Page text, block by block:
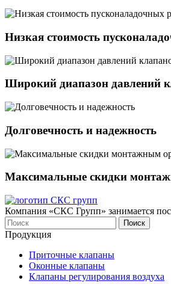
Низкая стоимость
Широкий диапазон давлений
Долговечность и надежность
Максимальные скидки
Компания «СКС Групп» занимается
Продукция
Приточные клапаны
Оконныe клапаны
Клапаны регулирования воздуха